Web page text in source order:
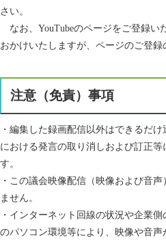
さい。
なお、YouTubeのページをご登録い
おかけいたしますが、ページのご登録
注意（免責）事項
・編集した録画配信以外はできるだ
における発言の取り消しおよび訂正
す。
・この議会映像配信（映像および音
ません。
・インターネット回線の状況や企業
のパソコン環境等により、映像や音